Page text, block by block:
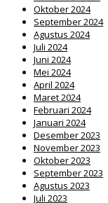
Oktober 2024
September 2024
Agustus 2024
Juli 2024
Juni 2024
Mei 2024
April 2024
Maret 2024
Februari 2024
Januari 2024
Desember 2023
November 2023
Oktober 2023
September 2023
Agustus 2023
Juli 2023